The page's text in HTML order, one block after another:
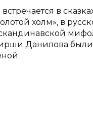
в
холм», в
Данилова